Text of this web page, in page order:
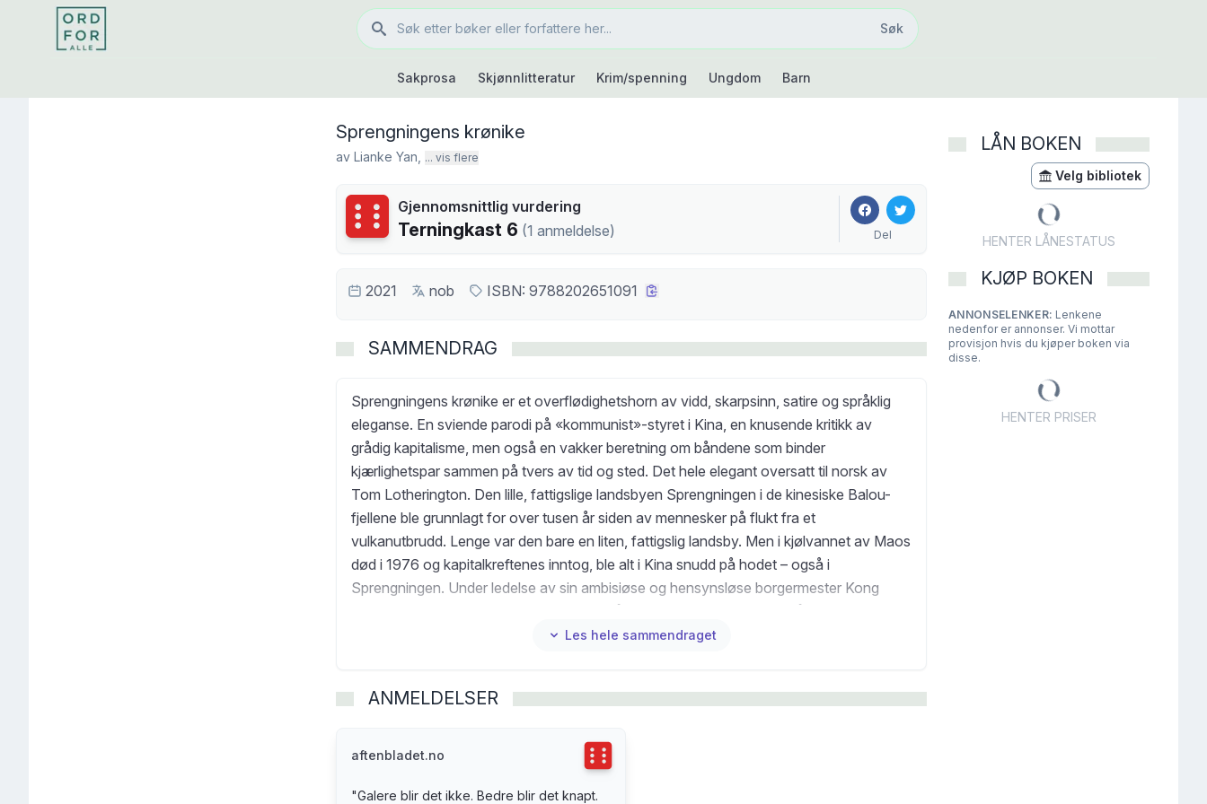
Søk
Søk
Sakprosa Skjønnlitteratur Krim/spenning Ungdom Barn
Sprengningens krønike
av Lianke Yan ... vis flere
Terningkast6
Gjennomsnittlig vurdering
Terningkast 6 (1 anmeldelse) Del
2021 nob ISBN: 9788202651091
SAMMENDRAG
Sprengningens krønike er et overflødighetshorn av vidd, skarpsinn, satire og språklig
eleganse. En sviende parodi på «kommunist»-styret i Kina, en knusende kritikk av
grådig kapitalisme, men også en vakker beretning om båndene som binder
kjærlighetspar sammen på tvers av tid og sted. Det hele elegant oversatt til norsk av
Tom Lotherington. Den lille, fattigslige landsbyen Sprengningen i de kinesiske Balou-
fjellene ble grunnlagt for over tusen år siden av mennesker på flukt fra et
vulkanutbrudd. Lenge var den bare en liten, fattigslig landsby. Men i kjølvannet av Maos
død i 1976 og kapitalkreftenes inntog, ble alt i Kina snudd på hodet – også i
Sprengningen. Under ledelse av sin ambisiøse og hensynsløse borgermester Kong
anonymt tilholdssted for noen få hundre bønder, til å bli en pulserende metropol med 20
tilsidesetter forfatteren uten videre alminnelige forestillinger om tid, fysikk, natur, logikk
Kina. Hans roman er på mange måter en litterær versjon av den moderne kinesiske
virkeligheten. Mytisk realisme, som han sier. Yan Lianke – «Kinas mest feirede og mest
forbudte forfatter», ifølge Financial Times – har med Sprengningens krønike skrevet et
Les hele sammendraget
ANMELDELSER
aftenbladet.no Terningkast
"Galere blir det ikke. Bedre blir det knapt.
LÅN BOKEN
Velg bibliotek
HENTER LÅNESTATUS
KJØP BOKEN
ANNONSELENKER: Lenkene
nedenfor er annonser. Vi mottar
provisjon hvis du kjøper boken via
disse.
HENTER PRISER